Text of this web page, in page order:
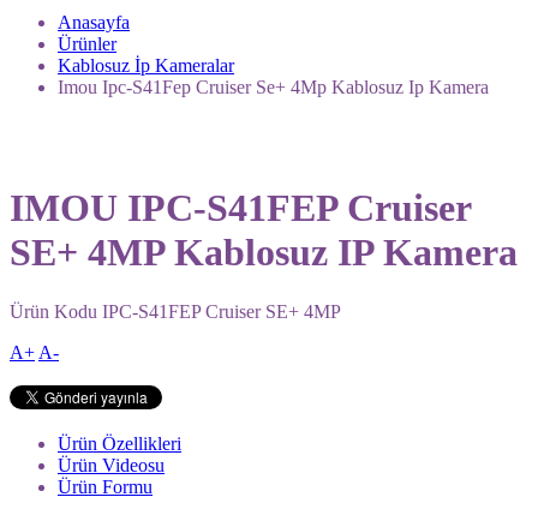
Anasayfa
Ürünler
Kablosuz İp Kameralar
Imou Ipc-S41Fep Cruiser Se+ 4Mp Kablosuz Ip Kamera
IMOU IPC-S41FEP Cruiser
SE+ 4MP Kablosuz IP Kamera
Ürün Kodu IPC-S41FEP Cruiser SE+ 4MP
A+ A-
Ürün Özellikleri
Ürün Videosu
Ürün Formu